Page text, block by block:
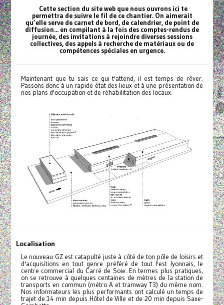
Cette section du site web que nous ouvrons ici te
permettra de suivre le fil de ce chantier. On aimerait
qu’elle serve de carnet de bord, de calendrier, de point de
diffusion... en compilant à la fois des comptes-rendus de
journée, des invitations à rejoindre diverses sessions
collectives, des appels à recherche de matériaux ou de
compétences spéciales en urgence.
Maintenant que tu sais ce qui t'attend, il est temps de rêver.
Passons donc à un rapide état des lieux et à une présentation de
nos plans d'occupation et de réhabilitation des locaux.
Localisation
Le nouveau GZ est catapulté juste à côté de ton pôle de loisirs et
d'acquisitions en tout genre préféré de tout l'est lyonnais, le
centre commercial du Carré de Soie. En termes plus pratiques,
on se retrouve à quelques centaines de mètres de la station de
transports en commun (métro A et tramway T3) du même nom.
Nos informateurs les plus performants ont calculé un temps de
trajet de 14 min depuis Hôtel de Ville et de 20 min depuis Saxe-